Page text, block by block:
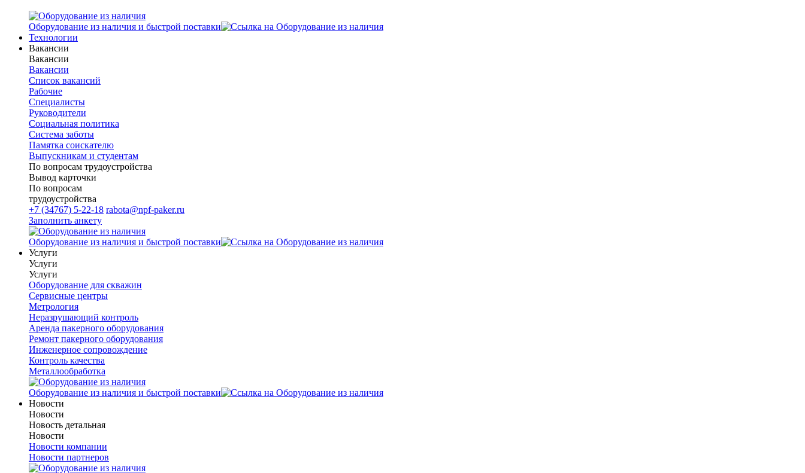
Оборудование из наличия и быстрой поставки
Технологии
Вакансии
Вакансии
Вакансии
Список вакансий
Рабочие
Специалисты
Руководители
Cоциальная политика
Система заботы
Памятка соискателю
Выпускникам и студентам
По вопросам трудоустройства
Вывод карточки
По вопросам
трудоустройства
+7 (34767) 5-22-18 rabota@npf-paker.ru
Заполнить анкету
Оборудование из наличия и быстрой поставки
Услуги
Услуги
Услуги
Оборудование для скважин
Сервисные центры
Метрология
Неразрушающий контроль
Аренда пакерного оборудования
Ремонт пакерного оборудования
Инженерное сопровождение
Контроль качества
Металлообработка
Оборудование из наличия и быстрой поставки
Новости
Новости
Новость детальная
Новости
Новости компании
Новости партнеров